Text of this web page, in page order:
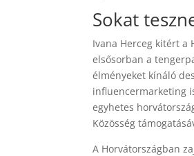
Sokat
Ivana Herceg kitért a
elsősorban a
élményeket kínáló
influencermarketing
egyhetes
Közösség
A Horvátországban